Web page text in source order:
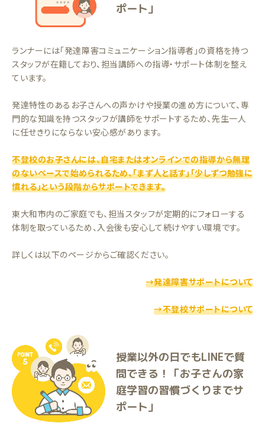
ポート」
ランナーには「発達障害コミュニケーション指導者」の資格を持つ
スタッフが在籍しており、担当講師への指導・サポート体制を整え
ています。
発達特性のあるお子さんへの声かけや授業の進め方について、専
門的な知識を持つスタッフが講師をサポートするため、先生一人
に任せきりにならない安心感があります。
不登校のお子さんには、自宅またはオンラインでの指導から無理
のないペースで始められるため、「まず人と話す」「少しずつ勉強に
慣れる」という段階からサポートできます。
東大和市内のご家庭でも、担当スタッフが定期的にフォローする
体制を取っているため、入会後も安心して続けやすい環境です。
詳しくは以下のページからご確認ください。
→発達障害サポートについて
→不登校サポートについて
授業以外の日でもLINEで質
問できる！「お子さんの家
庭学習の習慣づくりまでサ
ポート」